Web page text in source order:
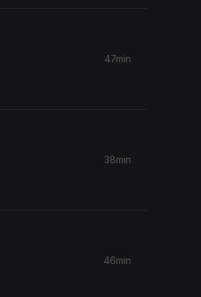
47min
38min
46min